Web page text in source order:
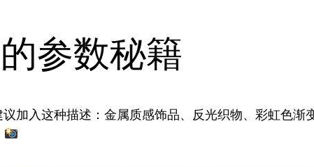
参数秘籍
加入这种描述：金属质感饰品、反光织物、彩虹色渐